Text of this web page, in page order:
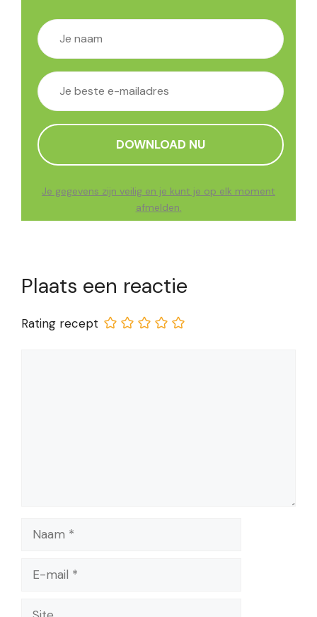
Je gegevens zijn veilig en je kunt je op elk moment
afmelden.
Plaats een reactie
Rating recept
mail